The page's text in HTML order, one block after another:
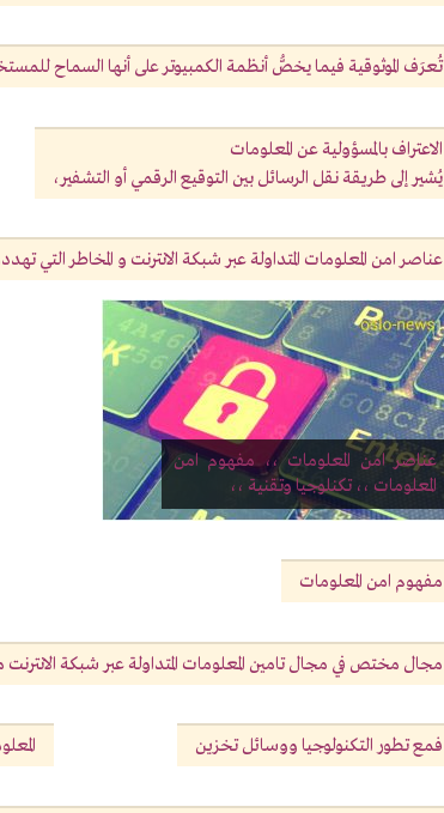
تُعرَف الموثوقية فيما يخصُّ أنظمة الكمبيوتر على أنها السماح
الاعتراف بالمسؤولية عن المعلومات
يُشير إلى طريقة نقل الرسائل بين التوقيع الرقمي أو التشفير،
عناصر امن المعلومات المتداولة عبر شبكة الانترنت و المخاطر التي
عناصر امن المعلومات ،، مفهوم امن
المعلومات ،، تكنلوجيا وتقنية ،،
مفهوم امن المعلومات
مجال مختص في مجال تامين المعلومات المتداولة عبر شبكة الانترنت
فمع تطور التكنولوجيا ووسائل تخزين